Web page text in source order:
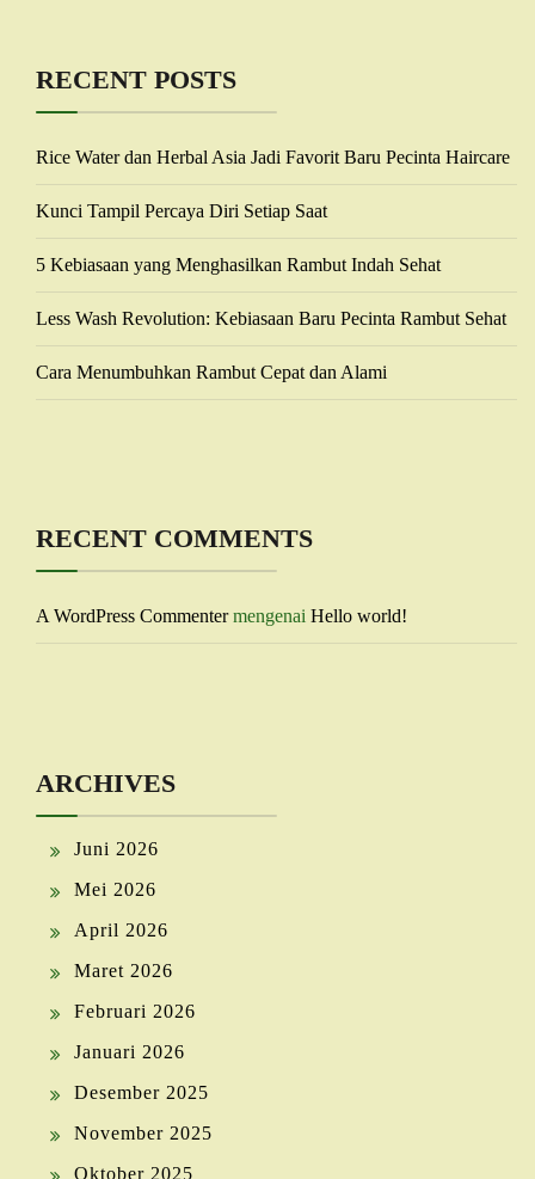
RECENT POSTS
Rice Water dan Herbal Asia Jadi Favorit Baru Pecinta Haircare
Kunci Tampil Percaya Diri Setiap Saat
5 Kebiasaan yang Menghasilkan Rambut Indah Sehat
Less Wash Revolution: Kebiasaan Baru Pecinta Rambut Sehat
Cara Menumbuhkan Rambut Cepat dan Alami
RECENT COMMENTS
A WordPress Commentermengenai Hello world!
ARCHIVES
Juni 2026
Mei 2026
April 2026
Maret 2026
Februari 2026
Januari 2026
Desember 2025
November 2025
Oktober 2025